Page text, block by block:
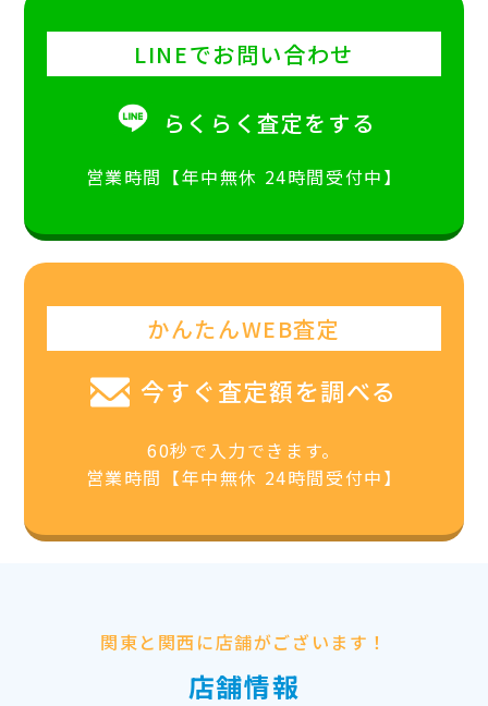
LINEでお問い合わせ
らくらく査定をする
営業時間【年中無休 24時間受付中】
かんたんWEB査定
今すぐ査定額を調べる
60秒で入力できます。
営業時間【年中無休 24時間受付中】
関東と関西に店舗がございます！
店舗情報